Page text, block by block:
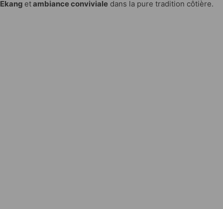
Ekang etambiance conviviale dans la pure tradition côtière.